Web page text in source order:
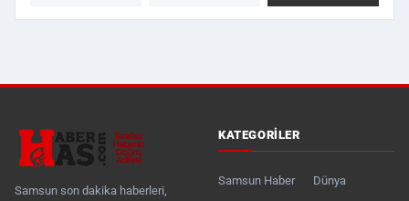
Samsun son dakika haberleri,
KATEGORILER
Samsun Haber Dünya